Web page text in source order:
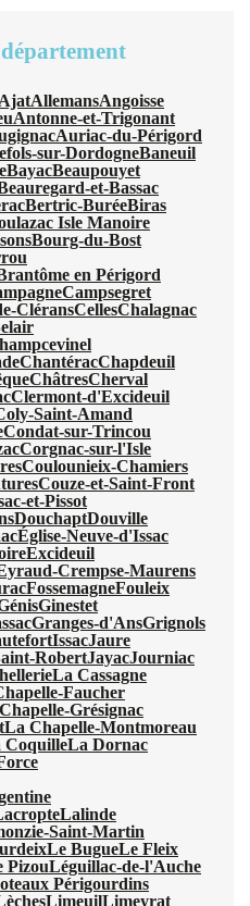
AjatAllemansAngoisse
Antonne-et-Trigonant
Auriac-du-Périgord
sur-DordogneBaneuil
BayacBeaupouyet
et-Bassac
Bertric-BuréeBiras
Isle Manoire
Bourg-du-Bost
en Périgord
Campsegret
CléransCellesChalagnac
ChantéracChapdeuil
ChâtresCherval
Clermont-d'Excideuil
Saint-Amand
Condat-sur-Trincou
Corgnac-sur-l'Isle
Coulounieix-Chamiers
Couze-et-Saint-Front
et-Pissot
DouchaptDouville
Église-Neuve-d'Issac
Excideuil
Crempse-Maurens
FossemagneFouleix
Ginestet
Granges-d'AnsGrignols
IssacJaure
RobertJayacJourniac
La Cassagne
Faucher
Grésignac
La Chapelle-Montmoreau
CoquilleLa Dornac
Lalinde
Saint-Martin
Le BugueLe Fleix
PizouLéguillac-de-l'Auche
Périgourdins
LimeuilLimeyrat